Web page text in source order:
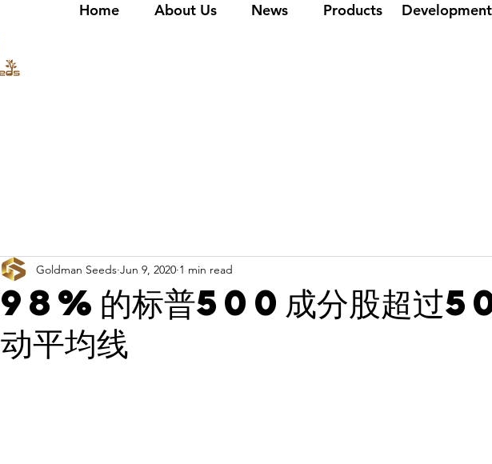
Home About Us News Products Development
98%的标普500成分股超过
动平均线
Goldman Seeds Jun 9, 2020 1 min read